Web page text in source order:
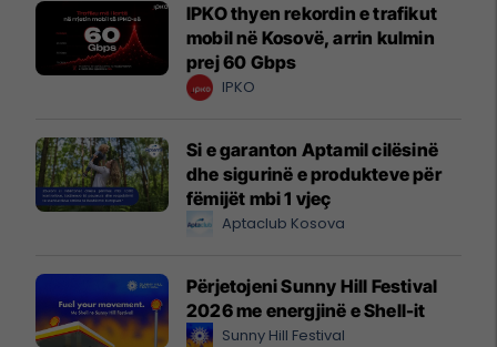
IPKO thyen rekordin e trafikut
mobil në Kosovë, arrin kulmin
prej 60 Gbps
IPKO
Si e garanton Aptamil cilësinë
dhe sigurinë e produkteve për
fëmijët mbi 1 vjeç
Aptaclub Kosova
Përjetojeni Sunny Hill Festival
2026 me energjinë e Shell-it
Sunny Hill Festival